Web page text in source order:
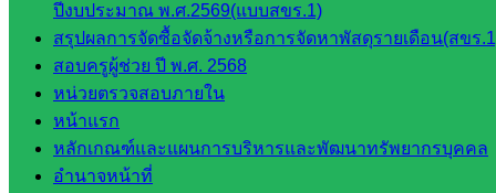
ปีงบประมาณ พ.ศ.2569(แบบสขร.1)
สรุปผลการจัดซื้อจัดจ้างหรือการจัดหาพัสดุรายเดือน(สขร
สอบครูผู้ช่วย ปี พ.ศ. 2568
หน่วยตรวจสอบภายใน
หน้าแรก
หลักเกณฑ์และแผนการบริหารและพัฒนาทรัพยากรบุคคล
อำนาจหน้าที่
พัฒนาครู
และบุ
คลากรฯ
กลุ่มนิ
เทศ
ติดตาม
และประ